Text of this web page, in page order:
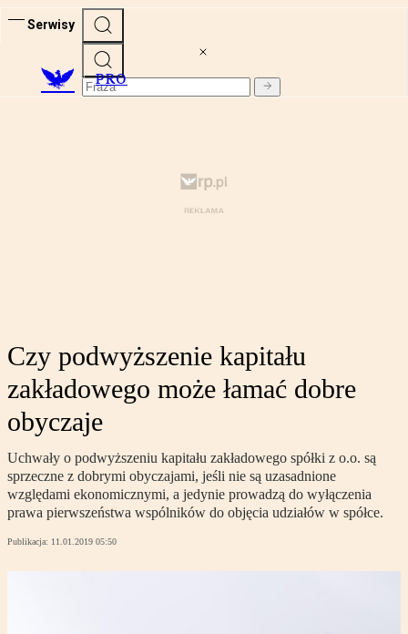
Serwisy
PRO
Czy podwyższenie kapitału
zakładowego może łamać dobre
obyczaje
Uchwały o podwyższeniu kapitału zakładowego spółki z o.o. są
sprzeczne z dobrymi obyczajami, jeśli nie są uzasadnione
względami ekonomicznymi, a jedynie prowadzą do wyłączenia
prawa pierwszeństwa wspólników do objęcia udziałów w spółce.
Publikacja: 11.01.2019 05:50